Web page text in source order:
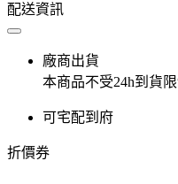
配送資訊
廠商出貨
本商品不受24h到貨限
可宅配到府
折價券